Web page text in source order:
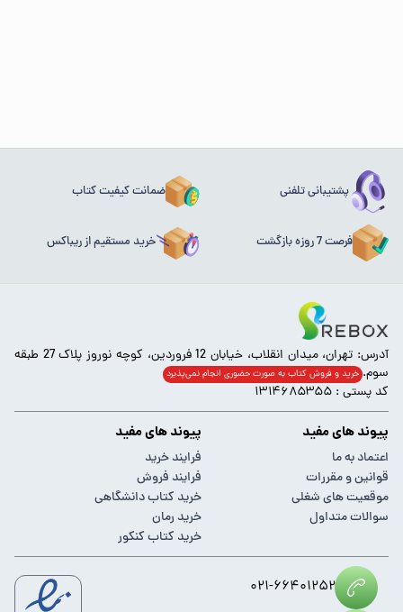
پشتیبانی تلفنی ضمانت کیفیت کتاب
فرصت 7 روزه بازگشت خرید مستقیم از ریباکس
آدرس: تهران، میدان انقلاب، خیابان 12 فروردین، کوچه نوروز پلاک 27 طبقه
سوم. خرید و فروش کتاب به صورت حضوری انجام‌ نمی‌پذیرد
کد پستی : ۱۳۱۴۶۸۵۳۵۵
پیوند های مفید
اعتماد به ما
قوانین و مقررات
موقعیت های شغلی
سوالات متداول
پیوند های مفید
فرایند خرید
فرایند فروش
خرید کتاب دانشگاهی
خرید رمان
خرید کتاب کنکور
۰۲۱-۶۶۴۰۱۲۵۲